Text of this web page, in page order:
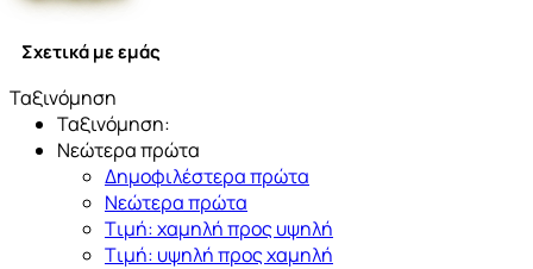
Σχετικά με εμάς
Ταξινόμηση
Ταξινόμηση:
Νεώτερα πρώτα
Δημοφιλέστερα πρώτα
Νεώτερα πρώτα
Tιμή: χαμηλή προς υψηλή
Tιμή: υψηλή προς χαμηλή